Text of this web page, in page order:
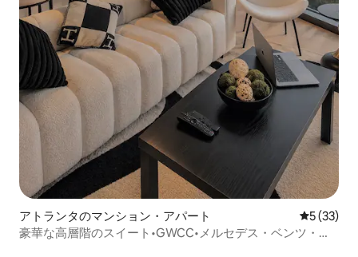
アトランタのマンション・アパート レビュー
5 (33)
豪華な高層階のスイート•GWCC•メルセデス・ベンツ・ス